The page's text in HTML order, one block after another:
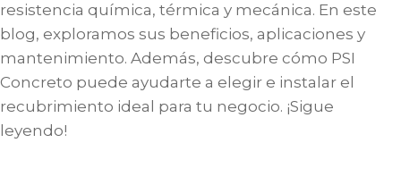
resistencia química, térmica y mecánica. En este
blog, exploramos sus beneficios, aplicaciones y
mantenimiento. Además, descubre cómo PSI
Concreto puede ayudarte a elegir e instalar el
recubrimiento ideal para tu negocio. ¡Sigue
leyendo!